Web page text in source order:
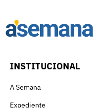
INSTITUCIONAL
A Semana
Expediente